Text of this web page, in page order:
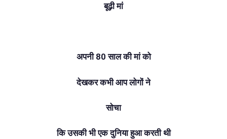
बूढ़ी मां
अपनी 80 साल की मां को
देखकर कभी आप लोगों ने
सोचा
कि उसकी भी एक दुनिया हुआ करती थी